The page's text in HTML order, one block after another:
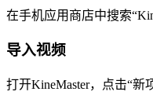
在手机应用商店中搜索
导入视频
打开KineMaster，点击“新